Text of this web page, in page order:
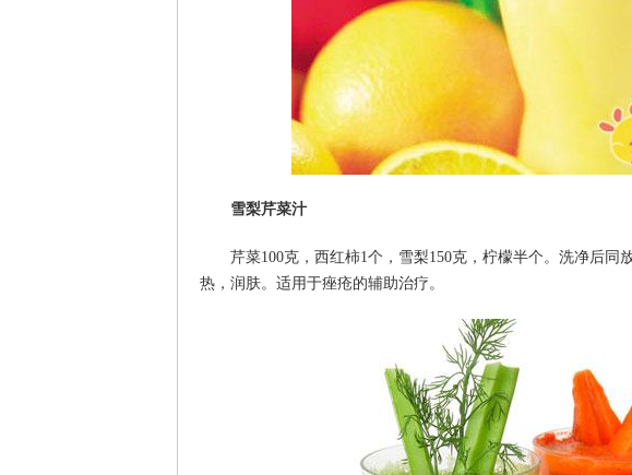
雪梨芹菜汁
芹菜100克，西红柿1个，雪梨150克，柠檬半个。洗净后同
热，润肤。适用于痤疮的辅助治疗。